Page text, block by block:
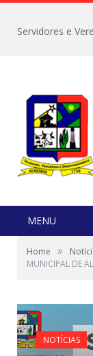
MENU
Home »
MUNICIPAL DE
NOTÍCIAS